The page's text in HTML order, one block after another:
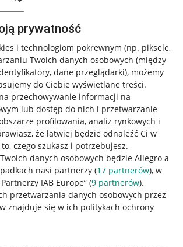
prywatność
i technologiom pokrewnym (np. piksele,
Twoich danych osobowych (między
dane przeglądarki), możemy
do Ciebie wyświetlane treści.
przechowywanie informacji na
lub dostęp do nich i przetwarzanie
profilowania, analiz rynkowych i
że łatwiej będzie odnaleźć Ci w
czego szukasz i potrzebujesz.
danych osobowych będzie Allegro a
nasi partnerzy (17 partnerów), w
IAB Europe” (9 partnerów).
przetwarzania danych osobowych przez
znajduje się w ich politykach ochrony